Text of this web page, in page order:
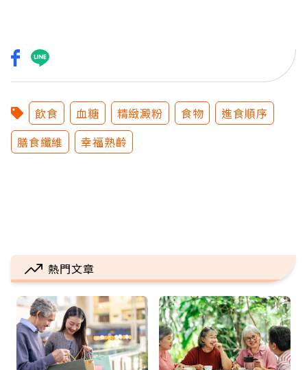
飲食 血糖 精緻澱粉 食物
進食順序
膳食纖維
幸福熟齡
熱門文章